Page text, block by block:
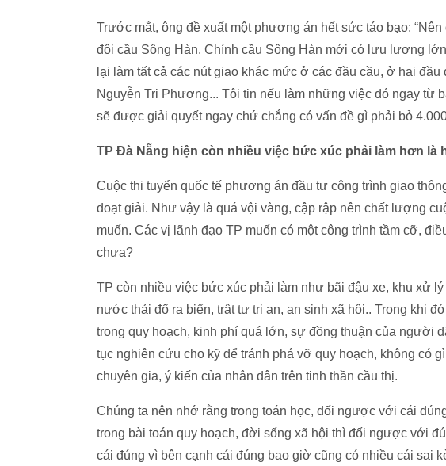
Trước mắt, ông đề xuất một phương án hết sức táo bạo:
đôi cầu Sông Hàn. Chính cầu Sông Hàn mới có lưu lượng
lại làm tất cả các nút giao khác mức ở các đầu cầu, ở hai
Nguyễn Tri Phương... Tôi tin nếu làm những việc đó ngay từ
sẽ được giải quyết ngay chứ chẳng có vấn đề gì phải bỏ
TP Đà Nẵng hiện còn nhiều việc bức xúc phải làm hơn là
Cuộc thi tuyển quốc tế phương án đầu tư công trình giao
đoạt giải. Như vậy là quá vội vàng, cập rập nên chất lượng
muốn. Các vị lãnh đạo TP muốn có một công trình tầm cỡ,
chưa?
TP còn nhiều việc bức xúc phải làm như bãi đậu xe, khu xử
nước thải đổ ra biển, trật tự trị an, an sinh xã hội.. Trong khi
trong quy hoạch, kinh phí quá lớn, sự đồng thuận của người
tục nghiên cứu cho kỹ để tránh phá vỡ quy hoạch, không có
chuyên gia, ý kiến của nhân dân trên tinh thần cầu thị.
Chúng ta nên nhớ rằng trong toán học, đối ngược với cái
trong bài toán quy hoạch, đời sống xã hội thì đối ngược với
cái đúng vì bên cạnh cái đúng bao giờ cũng có nhiều cái sai